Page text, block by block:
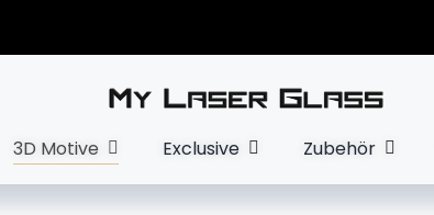
3D Motive Exclusive Zubehör